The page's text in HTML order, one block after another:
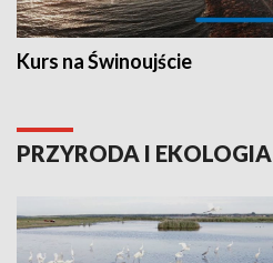
Kurs na Świnoujście
PRZYRODA I EKOLOGIA